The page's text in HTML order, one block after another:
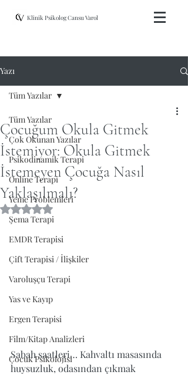
Klinik Psikolog Cansu Varol
Yazı
Tüm Yazılar
Çok Okunan Yazılar
Psikodinamik Terapi
Online Terapi
Yeme Problemleri
Şema Terapi
EMDR Terapisi
Çift Terapisi / İlişkiler
Varoluşçu Terapi
Yas ve Kayıp
Ergen Terapisi
Film/Kitap Analizleri
Çocuk Psikolojisi
Tüm Yazılar
Çocuğum Okula Gitmek
İstemiyor: Okula Gitmek
İstemeyen Çocuğa Nasıl
Yaklaşılmalı?
5 üzerinden NaN yıldız
Sabah saatleri… Kahvaltı masasında
huysuzluk, odasından çıkmak